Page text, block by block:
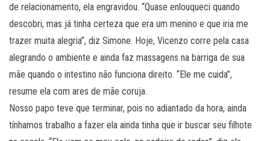
de relacionamento, ela engravidou. “Quase enlouqueci quando
descobri, mas já tinha certeza que era um menino e que iria me
trazer muita alegria”, diz Simone. Hoje, Vicenzo corre pela casa
alegrando o ambiente e ainda faz massagens na barriga de sua
mãe quando o intestino não funciona direito. “Ele me cuida”,
resume ela com ares de mãe coruja.
Nosso papo teve que terminar, pois no adiantado da hora, ainda
tínhamos trabalho a fazer ela ainda tinha que ir buscar seu filhote